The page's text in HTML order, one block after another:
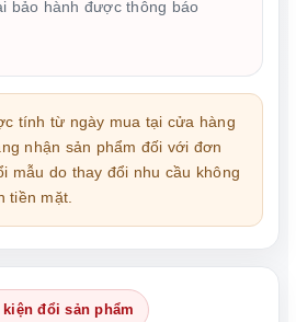
bảo hành được thông báo
tính từ ngày mua tại cửa hàng
nhận sản phẩm đối với đơn
mẫu do thay đổi nhu cầu không
tiền mặt.
đổi sản phẩm